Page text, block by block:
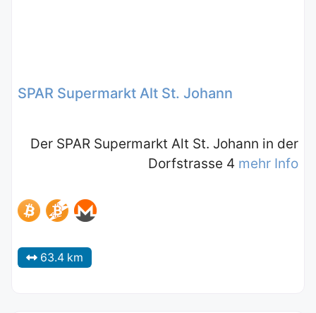
SPAR Supermarkt Alt St. Johann
Der SPAR Supermarkt Alt St. Johann in der
Dorfstrasse 4 mehr Info
63.4 km